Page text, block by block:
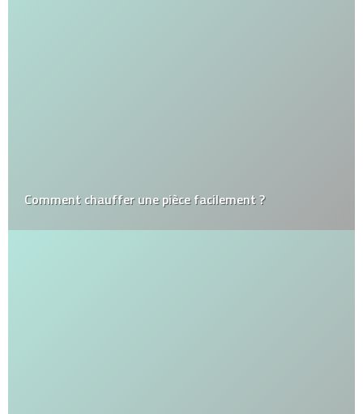
Comment chauffer une pièce facilement ?